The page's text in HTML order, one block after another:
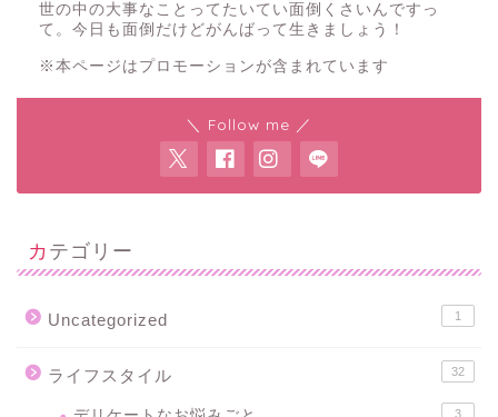
世の中の大事なことってたいてい面倒くさいんですっ
て。今日も面倒だけどがんばって生きましょう！
※本ページはプロモーションが含まれています
＼ Follow me ／
カテゴリー
Uncategorized 1
ライフスタイル 32
3